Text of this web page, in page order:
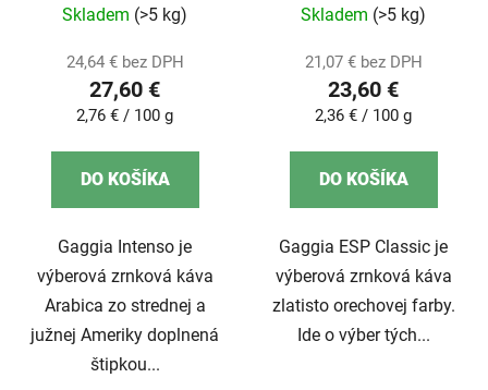
Skladem (>5 kg)
24,64 € bez DPH
27,60 €
Jednotková
2,76 € / 100 g
DO KOŠÍKA
Gaggia Intenso je
výberová zrnková káva
Arabica zo strednej a
južnej Ameriky doplnená
štipkou...
Skladem (>5 kg)
21,07 € bez DPH
23,60 €
Jednotková
2,36 € / 100 g
DO KOŠÍKA
Gaggia ESP Classic je
výberová zrnková káva
zlatisto orechovej farby.
Ide o výber tých...